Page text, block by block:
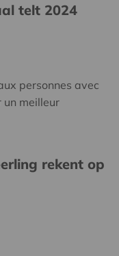
telt 2024
personnes avec
meilleur
rekent op